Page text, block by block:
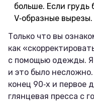
больше. Если
V‑образные
Только что вы
как
с помощью одежды. Я
и это было
конец 90‑х и первое
глянцевая пресса с